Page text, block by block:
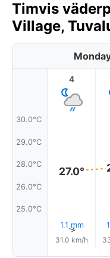
Timvis
Village,
30.0°C
29.0°C
28.0°C
26.0°C
25.0°C
4
27.0°
1.1 mm
↑
31.0 km/h